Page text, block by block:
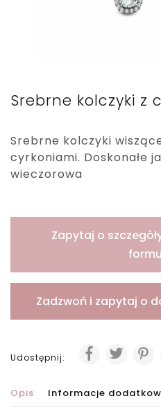
Srebrne kolczyki z
Srebrne kolczyki
cyrkoniami. Doskonałe
wieczorowa
Zapytaj o
Zadzwoń i zapytaj o
Udostępnij:
Opis Informacje